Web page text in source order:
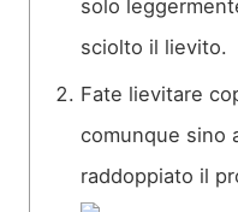
solo
sciolto il lievito.
Fate lievitare
comunque sino
raddoppiato il